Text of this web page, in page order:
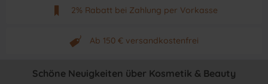
Mo - Fr. von 9 - 17 Uhr
2% Rabatt bei Zahlung per Vorkasse
Neuwertiges & aktuelles Produkt
Ab 150 € versandkostenfrei
Schöne Neuigkeiten über Kosmetik & Beauty